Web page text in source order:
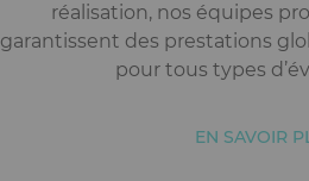
réalisation, nos équipes
garantissent des prestations
pour tous types
EN SAVOIR